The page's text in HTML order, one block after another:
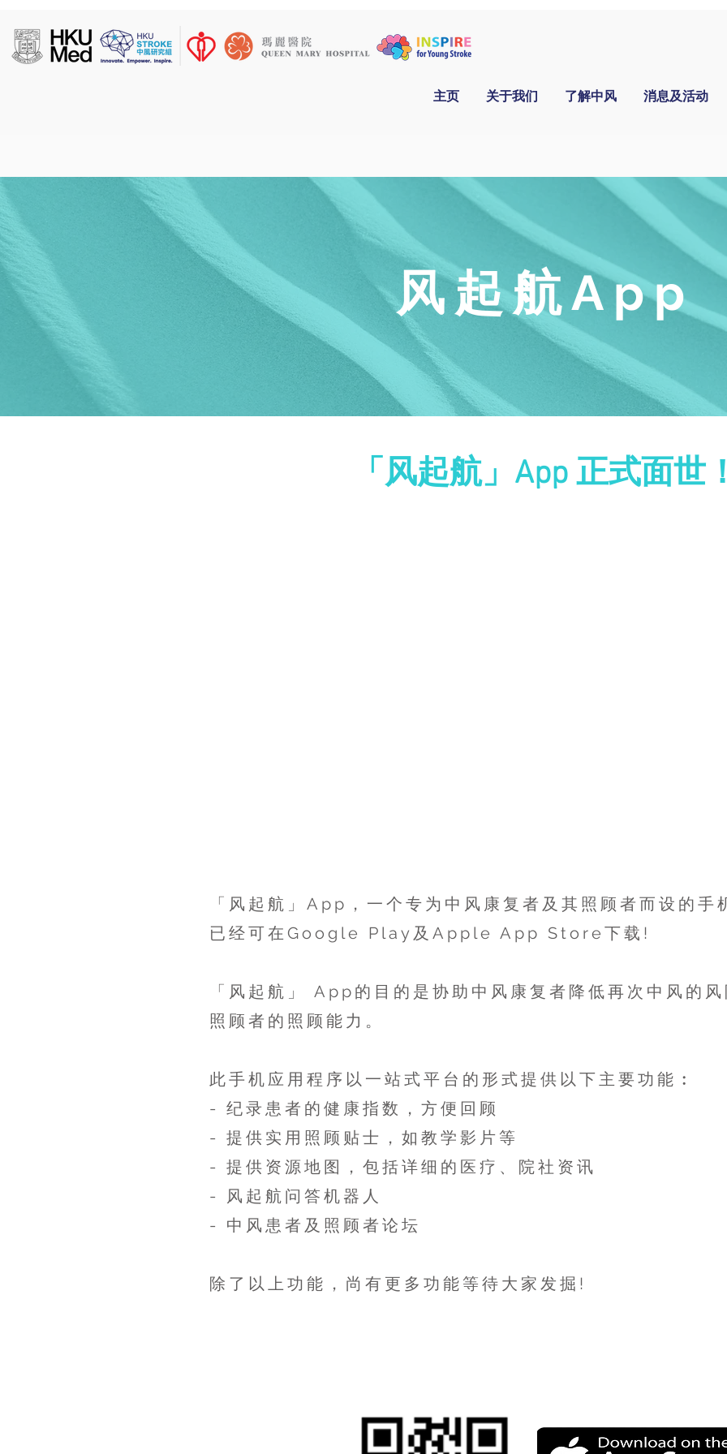
主页 关于我们 了解中风 消息及活动
风起航App
「风起航」App 正式面世
「风起航」App，一个专为中风康复者及其照顾者而设的手
已经可在Google Play及Apple App Store下载!
「风起航」 App的目的是协助中风康复者降低再次中风的
照顾者的照顾能力。
此手机应用程序以一站式平台的形式提供以下主要功能︰
- 纪录患者的健康指数，方便回顾
- 提供实用照顾贴士，如教学影片等
- 提供资源地图，包括详细的医疗、院社资讯
- 风起航问答机器人
- 中风患者及照顾者论坛
除了以上功能，尚有更多功能等待大家发掘!